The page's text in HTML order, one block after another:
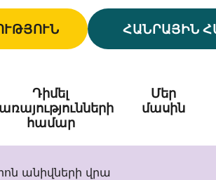
ՀԱՆՐԱՅԻՆ
Դիմել
համար
Մեր
մասին
անիվների վրա